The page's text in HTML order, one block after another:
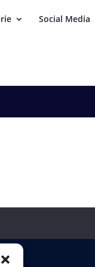
Social Media